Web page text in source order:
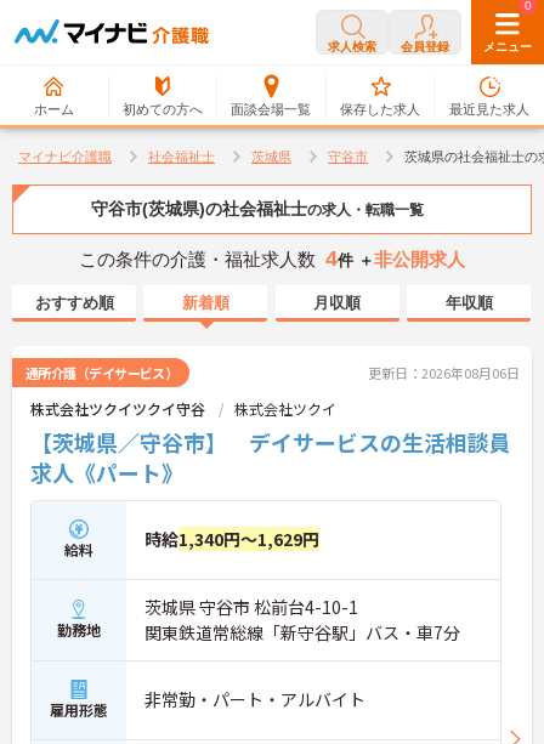
求人検索 会員登録 メニュー
ホーム 初めての方へ 面談会場一覧
0
保存した求人
0
最近見た求人
マイナビ介護職 社会福祉士 茨城県 守谷市 茨城県の社会福祉士の
守谷市(茨城県)の社会福祉士の求人・転職一覧
この条件の介護・福祉求人数 4件 ＋非公開求人
おすすめ順 新着順 月収順 年収順
通所介護（デイサービス） 更新日：2026年08月06日
株式会社ツクイツクイ守谷 株式会社ツクイ
【茨城県／守谷市】 デイサービスの生活相談員
求人《パート》
給料 時給1,340円～1,629円
勤務地
茨城県 守谷市 松前台4-10-1
関東鉄道常総線「新守谷駅」バス・車7分
雇用形態 非常勤・パート・アルバイト